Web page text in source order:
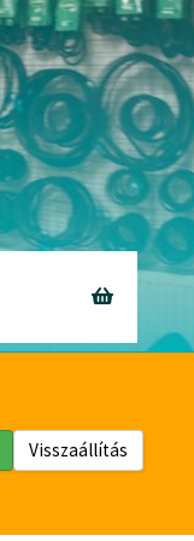
Visszaállítás